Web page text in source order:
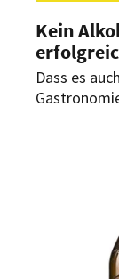
Kein
Dass es
das
ist, erklärt